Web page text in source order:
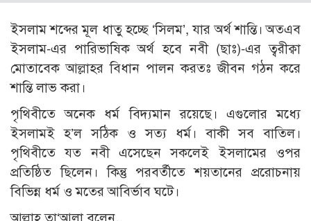
ইসলাম শব্দের মূল ধাতু হচ্ছে ‘সিলম’, যার অর্থ শান্তি। অতএব
ইসলাম-এর পারিভাষিক অর্থ হবে নবী (ছাঃ)-এর ত্বরীক্বা
মোতাবেক আল্লাহর বিধান পালন করতঃ জীবন গঠন করে
শান্তি লাভ করা।
পৃথিবীতে অনেক ধর্ম বিদ্যমান রয়েছে। এগুলোর মধ্যে
ইসলামই হ’ল সঠিক ও সত্য ধর্ম। বাকী সব বাতিল।
পৃথিবীতে যত নবী এসেছেন সকলেই ইসলামের ওপর
প্রতিষ্ঠিত ছিলেন। কিন্তু পরবর্তীতে শয়তানের প্ররোচনায়
বিভিন্ন ধর্ম ও মতের আবির্ভাব ঘটে।